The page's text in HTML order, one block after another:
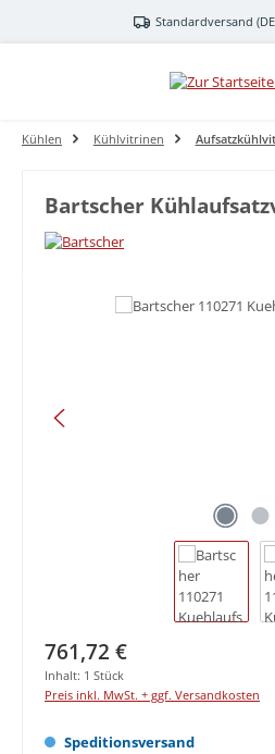
Zum Hauptinhalt springenStandardversand
Kühlen Kühlvitrinen
Bartscher
Bildergalerie überspringen
Regulärer Preis:
761,72 €
Inhalt: 1 Stück
Preis inkl. MwSt. + ggf. Versandkosten
Speditionsversand